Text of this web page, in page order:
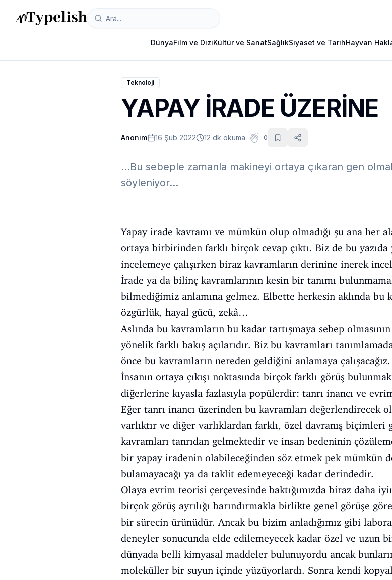
DünyaFilm ve DiziKültür ve SanatSağlıkSiyaset ve TarihHayvan
Teknoloji
YAPAY İRADE ÜZERİNE
Anonim 16 Şub 2022 12 dk okuma 0
...Bu sebeple zamanla makineyi ortaya çıkaran gen
söyleniyor...
Yapay irade kavramı ve mümkün olup olmadığı şu ana her
ortaya birbirinden farklı birçok cevap çıktı. Biz de bu
incelemeye çalışırken biraz kavramların derinine inerek
İrade ya da bilinç kavramlarının kesin bir tanımı
bilmediğimiz anlamına gelmez. Elbette herkesin aklında bu
özgürlük, hayal gücü, zekâ…
Aslında bu kavramların bu kadar tartışmaya sebep
yönelik farklı bakış açılarıdır. Biz bu kavramları
önce bu kavramların nereden geldiğini anlamaya çalışacağız.
İnsanın ortaya çıkışı noktasında birçok farklı görüş
diğerlerine kıyasla fazlasıyla popülerdir: tanrı inancı ve
Eğer tanrı inancı üzerinden bu kavramları değerlendirecek
varlıktır ve diğer varlıklardan farklı, özel davranış biçimleri
kavramları tanrıdan gelmektedir ve insan bedeninin
bir yapay iradenin olabileceğinden söz etmek pek mümkün
bulamayacağı ya da taklit edemeyeceği kadar derindedir.
Olaya evrim teorisi çerçevesinde baktığımızda biraz daha
birçok görüş ayrılığı barındırmakla birlikte genel görüşe
bir sürecin ürünüdür. Ancak bu bizim anladığımız gibi
deneyler sonucunda elde edilemeyecek kadar özel ve uzun
dünyada belli kimyasal maddeler bulunuyordu ancak
moleküller bir suyun içinde yüzüyorlardı. Sonra kendi